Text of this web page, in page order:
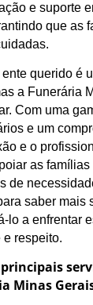
e suporte
que as
querido é
a Funerária
Com uma
e um
e o
as
de
saber mais
lo a enfrentar
respeito.
Minas